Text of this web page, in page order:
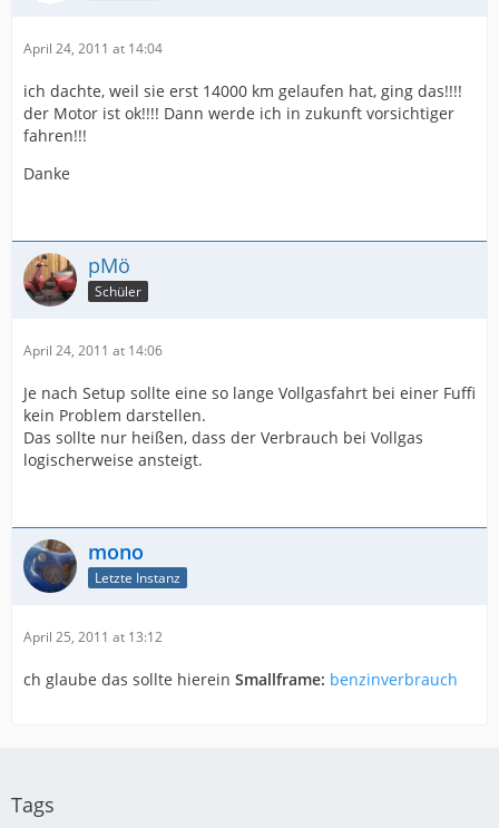
April 24, 2011 at 14:04
ich dachte, weil sie erst 14000 km gelaufen hat, ging das!!!!
der Motor ist ok!!!! Dann werde ich in zukunft vorsichtiger
fahren!!!
Danke
pMö
Schüler
April 24, 2011 at 14:06
Je nach Setup sollte eine so lange Vollgasfahrt bei einer Fuffi
kein Problem darstellen.
Das sollte nur heißen, dass der Verbrauch bei Vollgas
logischerweise ansteigt.
mono
Letzte Instanz
April 25, 2011 at 13:12
ch glaube das sollte hierein Smallframe: benzinverbrauch
Tags